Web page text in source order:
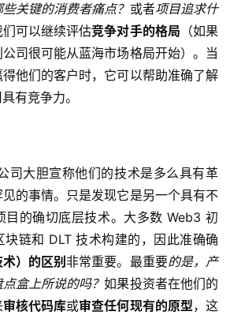
关键的消费者痛点？ 或者项目追求什
可以继续评估竞争对手的格局 （如果
司很可能从蓝海市场格局开始）。当
他们的客户时，它可以帮助准确了解
有竞争力。
司大胆宣称他们的技术是多么具有革
的事情。只是发现它是另一个具有不
目的确切底层技术。大多数 Web3 初
链和 DLT 技术构建的，因此准确确
）的区别非常重要。最重要的是，产
盒上所说的吗？如果投资者在他们的
审核代码库或审查任何现有的原型，这